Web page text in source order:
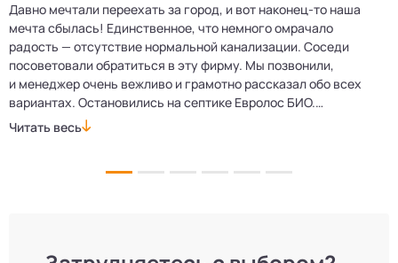
Давно мечтали переехать за город, и вот наконец‑то наша
мечта сбылась! Единственное, что немного омрачало
радость — отсутствие нормальной канализации. Соседи
посоветовали обратиться в эту фирму. Мы позвонили,
и менеджер очень вежливо и грамотно рассказал обо всех
вариантах. Остановились на септике Евролос БИО.
Монтажники приехали вовремя, установили всё быстро
Читать весь